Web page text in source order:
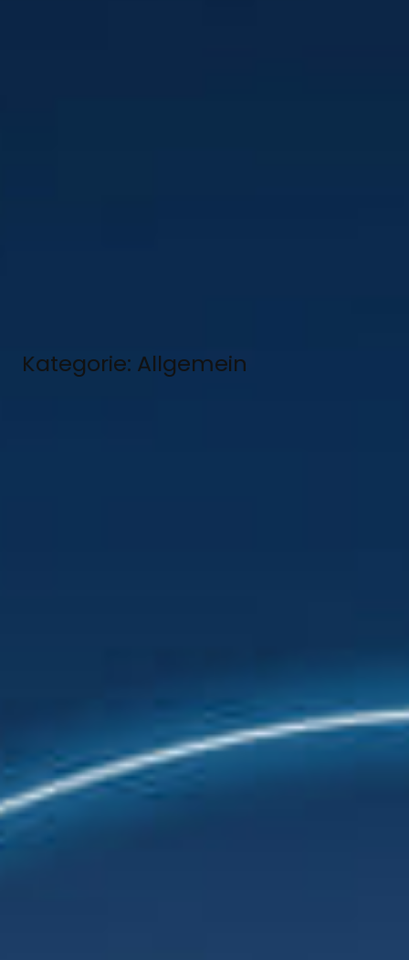
Kategorie: Allgemein